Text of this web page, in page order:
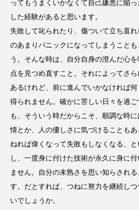
ってもうまくいかなくて自己嫌悪に陥
した経験があると思います。
失敗して叱られたり、傷ついて立ち直
のあまりパニックになってしまうこと
う。そんな時は、自分自身の澄んだ心
点を見つめ直すこと。それによってさ
あるけれど、前に進んでいかなければ
得られません。確かに苦しい日々を過
も、そういう時だからこそ、順調な時
情とか、人の優しさに気づけることも
ねれば偉くなって失敗もしなくなる、
し、一度身に付けた技術が永久に身に
ません。自分の未熟さを思い知らされ
す。だとすれば、つねに努力を継続し
いでしょうか。